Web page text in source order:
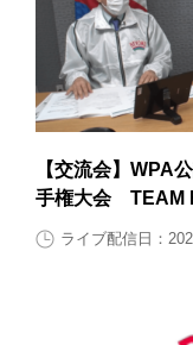
【交流会】WPA
手権大会 TEAM
ライン交流会
ライブ配信日：